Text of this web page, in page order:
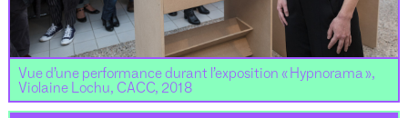
Vue d’une performance durant l’exposition « Hypnorama »,
Violaine Lochu, CACC, 2018